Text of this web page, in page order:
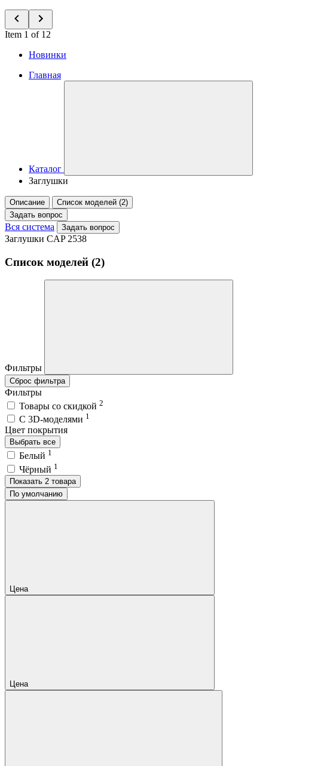
Item 1 of 12
Новинки
Главная
Каталог
Заглушки
Описание
Список моделей (2)
Задать вопрос
Вся система Задать вопрос
Заглушки CAP 2538
Список моделей (2)
Фильтры
Сброс фильтра
Фильтры
Товары со скидкой 2
C 3D-моделями 1
Цвет покрытия
Выбрать все
Белый 1
Чёрный 1
Показать 2 товара
По умолчанию
Цена
Цена